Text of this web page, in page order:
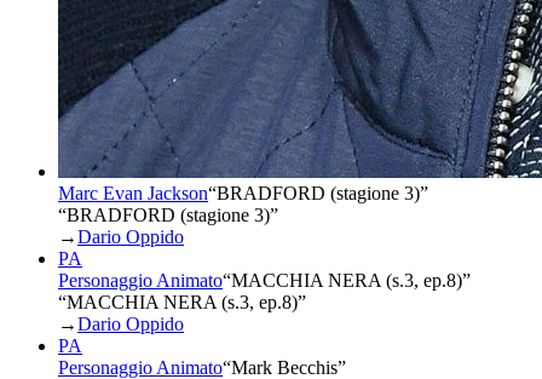
Marc Evan Jackson“BRADFORD (stagione 3)”
“BRADFORD (stagione 3)”
→Dario Oppido
PA
Personaggio Animato“MACCHIA NERA (s.3, ep.8)”
“MACCHIA NERA (s.3, ep.8)”
→Dario Oppido
PA
Personaggio Animato“Mark Becchis”